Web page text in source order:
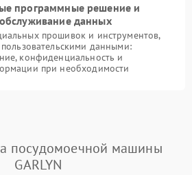
программные решение и
данных
прошивок и инструментов,
данными:
конфиденциальность и
при необходимости
посудомоечной машины
GARLYN